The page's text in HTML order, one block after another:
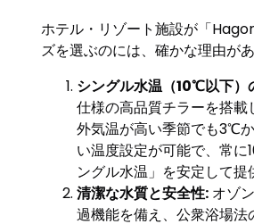
ホテル・リゾート施設が「
ズを選ぶのには、確かな理由があ
シングル水温（10℃以下）
仕様の高品質チラーを搭載
外気温が高い季節でも3℃
い温度設定が可能で、常
ングル水温」を安定して提
清潔な水質と安全性: オゾ
過機能を備え、公衆浴場法